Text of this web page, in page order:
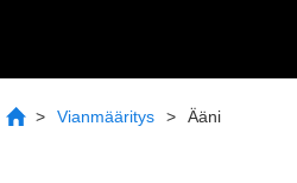
Vianmääritys
Ääni